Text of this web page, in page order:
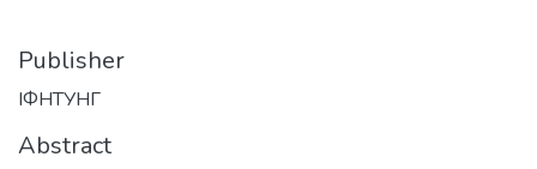
Publisher
ІФНТУНГ
Abstract